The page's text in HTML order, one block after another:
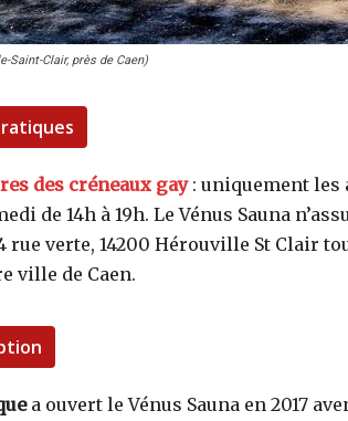
Saint-Clair, près de Caen)
des créneaux gay: uniquement les
de 14h à 19h. Le Vénus Sauna
rue verte, 14200 Hérouville St Clair
ville de Caen.
a ouvert le Vénus Sauna en 2017